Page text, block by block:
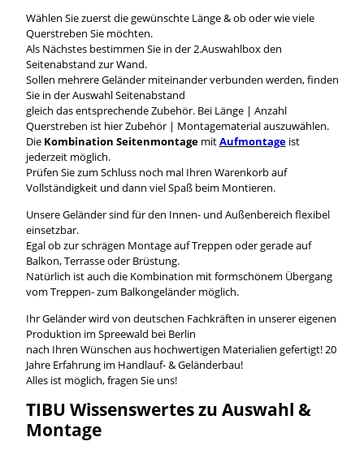
Wählen Sie zuerst die gewünschte Länge & ob oder wie viele
Querstreben Sie möchten.
Als Nächstes bestimmen Sie in der 2.Auswahlbox den
Seitenabstand zur Wand.
Sollen mehrere Geländer miteinander verbunden werden, finden
Sie in der Auswahl Seitenabstand
gleich das entsprechende Zubehör. Bei Länge | Anzahl
Querstreben ist hier Zubehör | Montagematerial auszuwählen.
Die Kombination Seitenmontage mitAufmontageist
jederzeit möglich.
Prüfen Sie zum Schluss noch mal Ihren Warenkorb auf
Vollständigkeit und dann viel Spaß beim Montieren.
Unsere Geländer sind für den Innen- und Außenbereich flexibel
einsetzbar.
Egal ob zur schrägen Montage auf Treppen oder gerade auf
Balkon, Terrasse oder Brüstung.
Natürlich ist auch die Kombination mit formschönem Übergang
vom Treppen- zum Balkongeländer möglich.
Ihr Geländer wird von deutschen Fachkräften in unserer eigenen
Produktion im Spreewald bei Berlin
nach Ihren Wünschen aus hochwertigen Materialien gefertigt! 20
Jahre Erfahrung im Handlauf- & Geländerbau!
Alles ist möglich, fragen Sie uns!
TIBU Wissenswerteszu Auswahl &
Montage